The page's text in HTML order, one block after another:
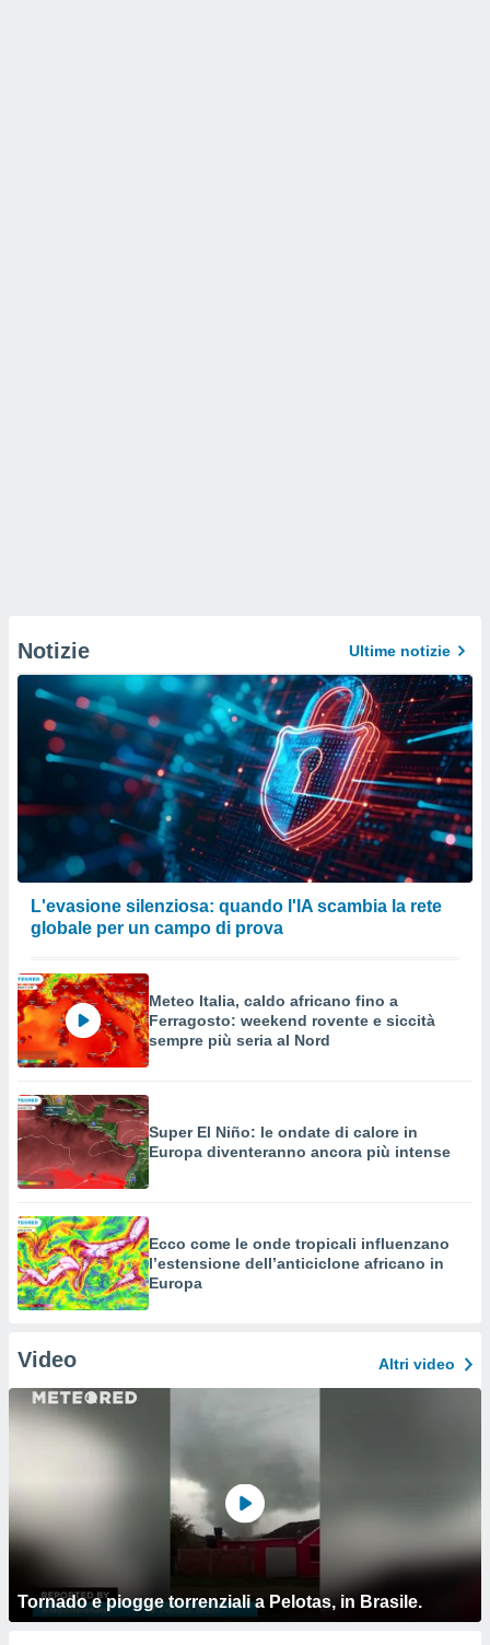
Notizie Ultime notizie
L'evasione silenziosa: quando l'IA scambia la rete
globale per un campo di prova
Meteo Italia, caldo africano fino a
Ferragosto: weekend rovente e siccità
sempre più seria al Nord
Super El Niño: le ondate di calore in
Europa diventeranno ancora più intense
Ecco come le onde tropicali influenzano
l’estensione dell’anticiclone africano in
Europa
Video Altri video
Tornado e piogge torrenziali a Pelotas, in Brasile.